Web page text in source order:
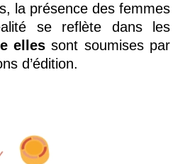
la présence des femmes
se reflète dans les
elles sont soumises par
d’édition.